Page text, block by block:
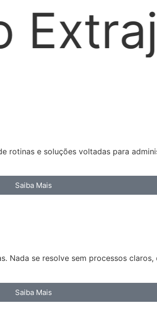
e soluções voltadas para
Saiba Mais
Nada se resolve sem processos
Saiba Mais